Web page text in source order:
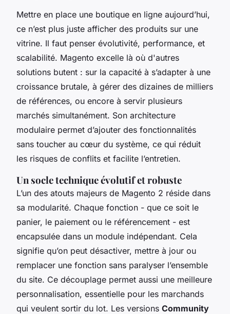
Mettre en place une boutique en ligne aujourd’hui,
ce n’est plus juste afficher des produits sur une
vitrine. Il faut penser évolutivité, performance, et
scalabilité. Magento excelle là où d'autres
solutions butent : sur la capacité à s’adapter à une
croissance brutale, à gérer des dizaines de milliers
de références, ou encore à servir plusieurs
marchés simultanément. Son architecture
modulaire permet d’ajouter des fonctionnalités
sans toucher au cœur du système, ce qui réduit
les risques de conflits et facilite l’entretien.
Un socle technique évolutif et robuste
L’un des atouts majeurs de Magento 2 réside dans
sa modularité. Chaque fonction - que ce soit le
panier, le paiement ou le référencement - est
encapsulée dans un module indépendant. Cela
signifie qu’on peut désactiver, mettre à jour ou
remplacer une fonction sans paralyser l’ensemble
du site. Ce découplage permet aussi une meilleure
personnalisation, essentielle pour les marchands
qui veulent sortir du lot. Les versions Community